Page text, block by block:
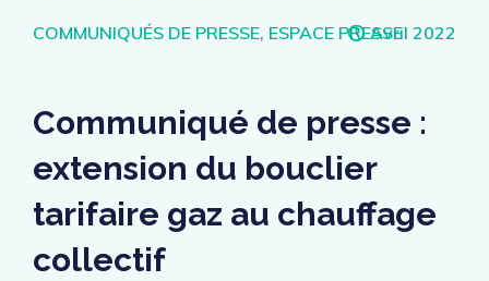
Catégories
COMMUNIQUÉS DE PRESSE, ESPACE PRESSEAvril 2022
Communiqué de presse :
extension du bouclier
tarifaire gaz au chauffage
collectif